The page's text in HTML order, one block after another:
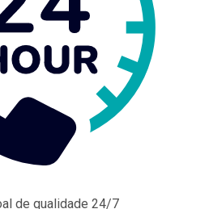
de qualidade 24/7